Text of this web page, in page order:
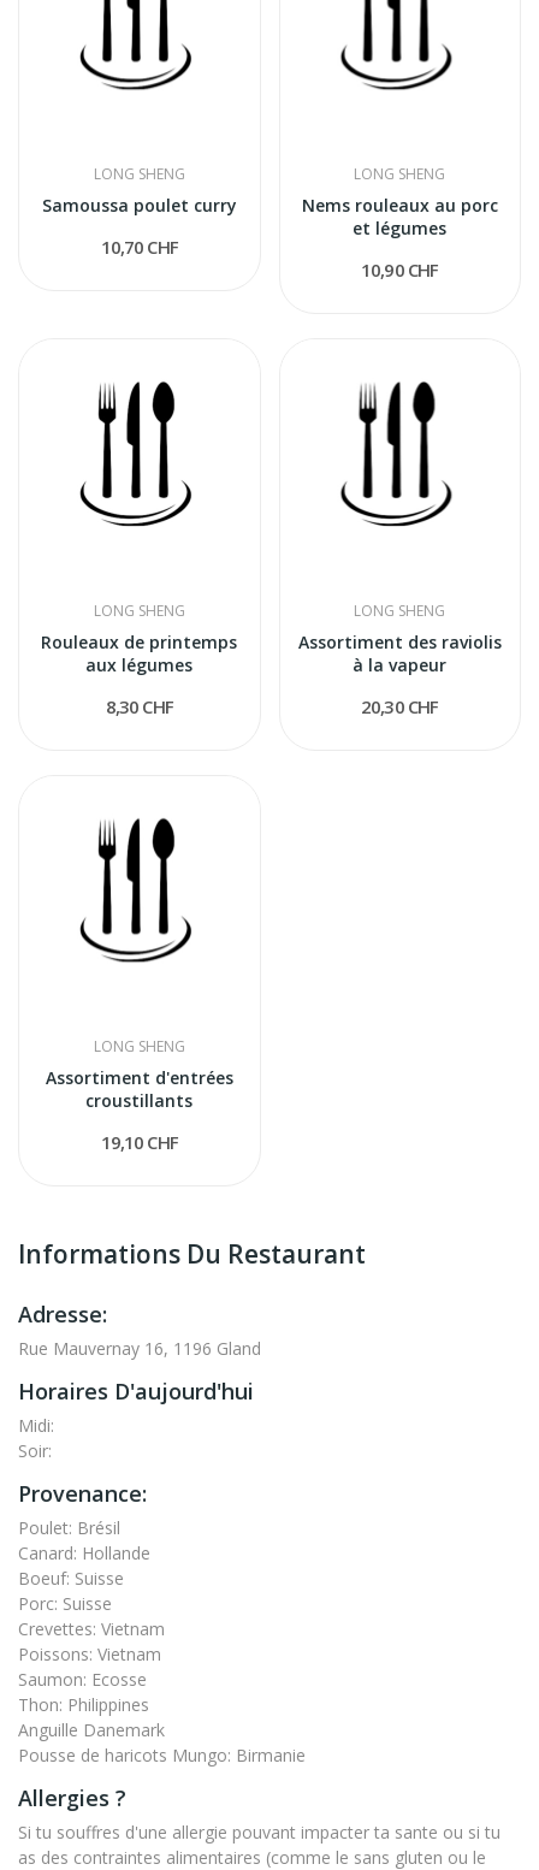
LONG SHENG
Samoussa poulet curry
10,70 CHF
LONG SHENG
Nems rouleaux au porc
et légumes
10,90 CHF
LONG SHENG
Rouleaux de printemps
aux légumes
8,30 CHF
LONG SHENG
Assortiment des raviolis
à la vapeur
20,30 CHF
LONG SHENG
Assortiment d'entrées
croustillants
19,10 CHF
Informations Du Restaurant
Adresse:
Rue Mauvernay 16, 1196 Gland
Horaires D'aujourd'hui
Midi:
Soir:
Provenance:
Poulet: Brésil
Canard: Hollande
Boeuf: Suisse
Porc: Suisse
Crevettes: Vietnam
Poissons: Vietnam
Saumon: Ecosse
Thon: Philippines
Anguille Danemark
Pousse de haricots Mungo: Birmanie
Allergies ?
Si tu souffres d'une allergie pouvant impacter ta sante ou si tu
as des contraintes alimentaires (comme le sans gluten ou le